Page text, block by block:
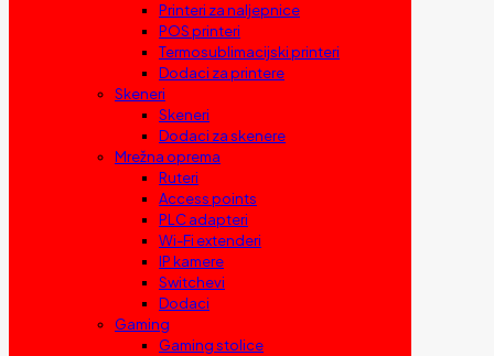
Printeri za naljepnice
POS printeri
Termosublimacijski printeri
Dodaci za printere
Skeneri
Skeneri
Dodaci za skenere
Mrežna oprema
Ruteri
Access points
PLC adapteri
Wi-Fi extenderi
IP kamere
Switchevi
Dodaci
Gaming
Gaming stolice